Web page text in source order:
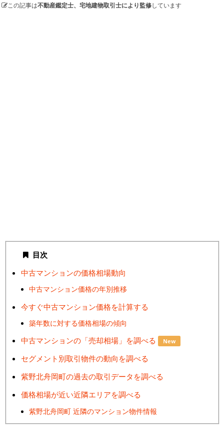
この記事は不動産鑑定士、宅地建物取引士により監修しています
目次
中古マンションの価格相場動向
中古マンション価格の年別推移
今すぐ中古マンション価格を計算する
築年数に対する価格相場の傾向
中古マンションの「売却相場」を調べる New
セグメント別取引物件の動向を調べる
紫野北舟岡町の過去の取引データを調べる
価格相場が近い近隣エリアを調べる
紫野北舟岡町 近隣のマンション物件情報